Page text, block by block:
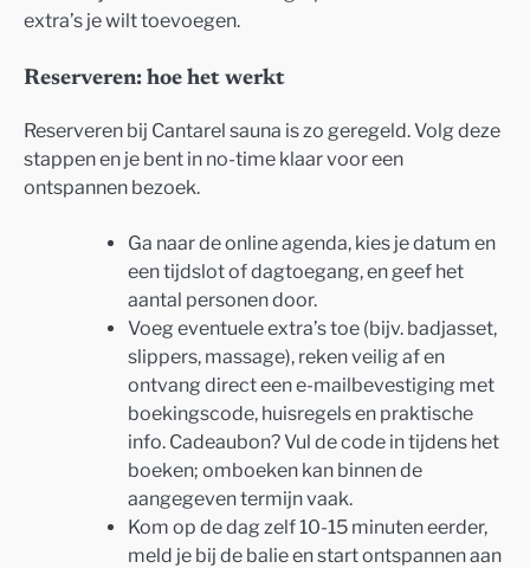
extra’s je wilt toevoegen.
Reserveren: hoe het werkt
Reserveren bij Cantarel sauna is zo geregeld. Volg deze
stappen en je bent in no-time klaar voor een
ontspannen bezoek.
Ga naar de online agenda, kies je datum en
een tijdslot of dagtoegang, en geef het
aantal personen door.
Voeg eventuele extra’s toe (bijv. badjasset,
slippers, massage), reken veilig af en
ontvang direct een e-mailbevestiging met
boekingscode, huisregels en praktische
info. Cadeaubon? Vul de code in tijdens het
boeken; omboeken kan binnen de
aangegeven termijn vaak.
Kom op de dag zelf 10-15 minuten eerder,
meld je bij de balie en start ontspannen aan